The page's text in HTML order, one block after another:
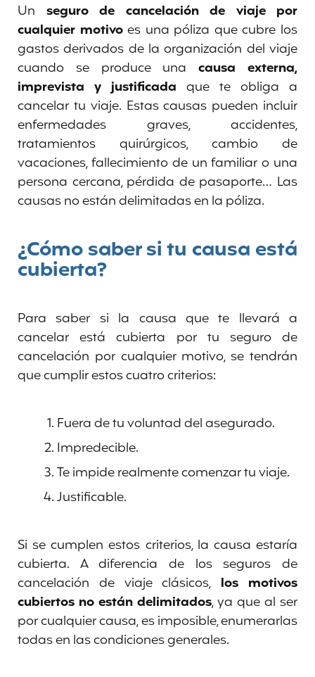
Un seguro de cancelación de viaje por
cualquier motivoes una póliza que cubre los
gastos derivados de la organización del viaje
cuando se produce unacausa externa,
imprevista y justificada que te obliga a
cancelar tu viaje. Estas causas pueden incluir
enfermedades graves, accidentes,
tratamientos quirúrgicos, cambio de
vacaciones, fallecimiento de un familiar o una
persona cercana, pérdida de pasaporte… Las
causas no están delimitadas en la póliza.
¿Cómo saber si tu causa está
cubierta?
Para saber si la causa que te llevará a
cancelar está cubierta por tu seguro de
cancelación por cualquier motivo, se tendrán
que cumplir estos cuatro criterios:
Fuera de tu voluntad del asegurado.
Impredecible.
Te impide realmente comenzar tu viaje.
Justificable.
Si se cumplen estos criterios, la causa estaría
cubierta. A diferencia de los seguros de
cancelación de viaje clásicos, los motivos
cubiertos no están delimitados, ya que al ser
por cualquier causa, es imposible, enumerarlas
todas en las condiciones generales.